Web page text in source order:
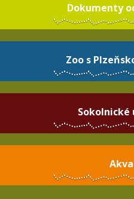
Dokumenty
Zoo s
Sokolnické